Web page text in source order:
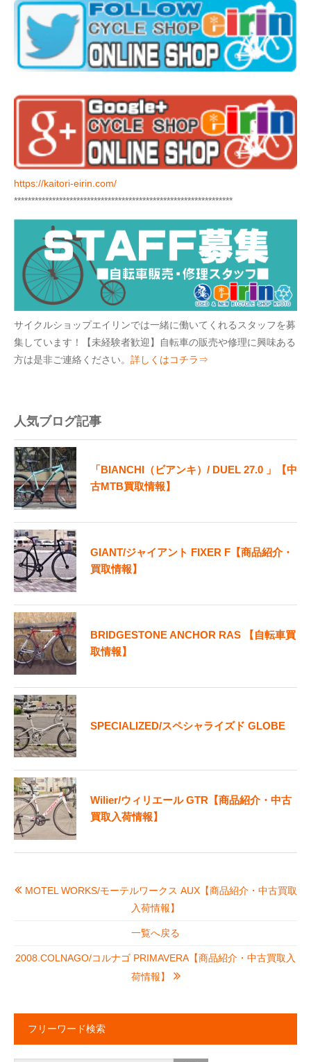
https://kaitori-eirin.com/
***************************************************************
サイクルショップエイリンでは一緒に働いてくれるスタッフを募
集しています！【未経験者歓迎】自転車の販売や修理に興味ある
方は是非ご連絡ください。 詳しくはコチラ⇒
人気ブログ記事
「BIANCHI（ビアンキ）/ DUEL 27.0 」【中
古MTB買取情報】
GIANT/ジャイアント FIXER F【商品紹介・
買取情報】
BRIDGESTONE ANCHOR RAS 【自転車買
取情報】
SPECIALIZED/スペシャライズド GLOBE
Wilier/ウィリエール GTR【商品紹介・中古
買取入荷情報】
MOTEL WORKS/モーテルワークス AUX【商品紹介・中古買取
入荷情報】
一覧へ戻る
2008.COLNAGO/コルナゴ PRIMAVERA【商品紹介・中古買取入
荷情報】
フリーワード検索